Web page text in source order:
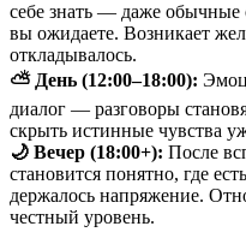
себе знать — даже обычные
вы ожидаете. Возникает
откладывалось.
⛅ День (12:00–18:00):
диалог — разговоры
скрыть истинные чувства
🌙 Вечер (18:00+): После
становится понятно, где
держалось напряжение.
честный уровень.